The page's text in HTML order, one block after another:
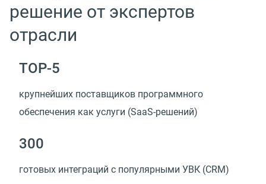
решение от экспертов
отрасли
TOP-5
крупнейших поставщиков программного
обеспечения как услуги (SaaS-решений)
300
готовых интеграций с популярными УВК (CRM)